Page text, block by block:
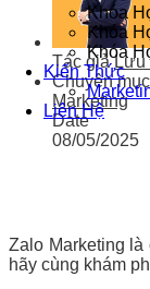
Khóa
Khóa
Khóa
Kiến Thức
Liên Hệ
Tác giảLưu
Chuyên mục
Marketing
Date
08/05/2025
Zalo Marketing
hãy cùng khám